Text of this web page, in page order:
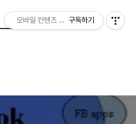
모바일 컨텐츠 이야기구독하기